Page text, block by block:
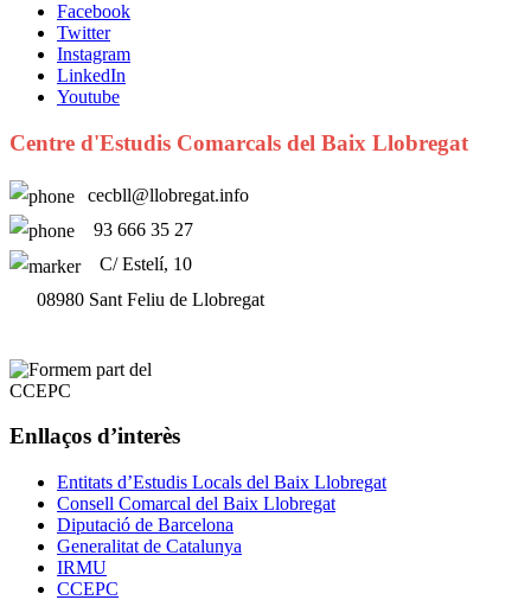
Facebook
Twitter
Instagram
LinkedIn
Youtube
Centre d'Estudis Comarcals del Baix Llobregat
cecbll@llobregat.info
93 666 35 27
C/ Estelí, 10
08980 Sant Feliu de Llobregat
Enllaços d’interès
Entitats d’Estudis Locals del Baix Llobregat
Consell Comarcal del Baix Llobregat
Diputació de Barcelona
Generalitat de Catalunya
IRMU
CCEPC